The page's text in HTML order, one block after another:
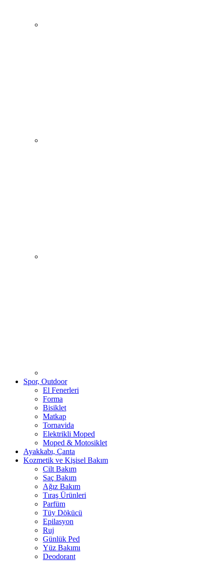
Spor, Outdoor
El Fenerleri
Forma
Bisiklet
Matkap
Tornavida
Elektrikli Moped
Moped & Motosiklet
Ayakkabı, Çanta
Kozmetik ve Kişisel Bakım
Cilt Bakım
Saç Bakım
Ağız Bakım
Tıraş Ürünleri
Parfüm
Tüy Dökücü
Epilasyon
Ruj
Günlük Ped
Yüz Bakımı
Deodorant